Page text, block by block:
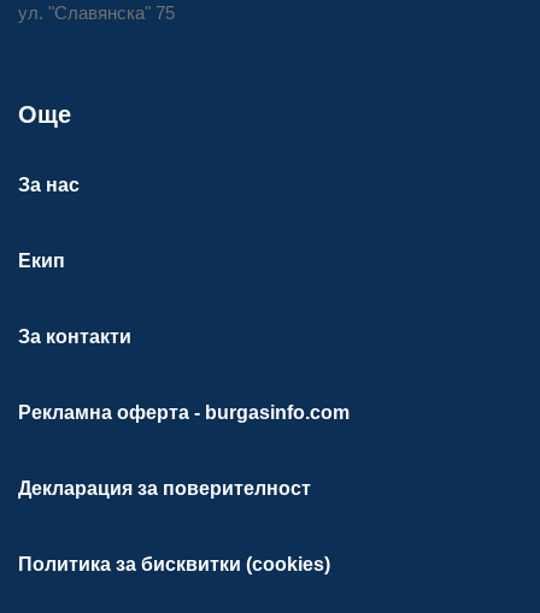
ул. "Славянска" 75
Още
За нас
Екип
За контакти
Рекламна оферта - burgasinfo.com
Декларация за поверителност
Политика за бисквитки (cookies)